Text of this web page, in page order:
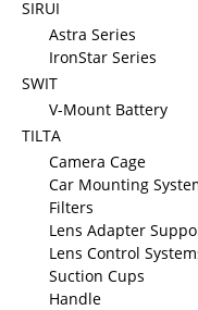
SIRUI
Astra Series
IronStar Series
SWIT
V-Mount Battery
TILTA
Camera Cage
Car Mounting
Filters
Lens Adapter
Lens Control
Suction Cups
Handle